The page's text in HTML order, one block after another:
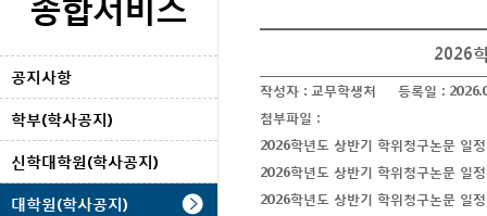
공지사항
학부(학사공지)
신학대학원(학사공지)
대학원(학사공지)
2026
작성자 : 교무학생처 등록일 :
첨부파일 :
2026학년도 상반기 학위청구논문 일
2026학년도 상반기 학위청구논문 일
2026학년도 상반기 학위청구논문 일